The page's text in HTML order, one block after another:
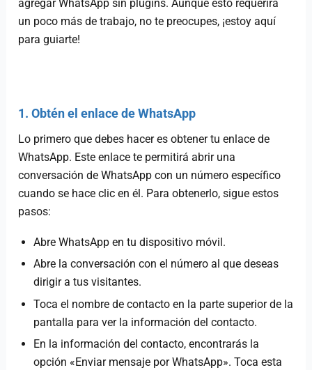
agregar WhatsApp sin plugins. Aunque esto requerirá
un poco más de trabajo, no te preocupes, ¡estoy aquí
para guiarte!
1. Obtén el enlace de WhatsApp
Lo primero que debes hacer es obtener tu enlace de
WhatsApp. Este enlace te permitirá abrir una
conversación de WhatsApp con un número específico
cuando se hace clic en él. Para obtenerlo, sigue estos
pasos:
Abre WhatsApp en tu dispositivo móvil.
Abre la conversación con el número al que deseas
dirigir a tus visitantes.
Toca el nombre de contacto en la parte superior de la
pantalla para ver la información del contacto.
En la información del contacto, encontrarás la
opción «Enviar mensaje por WhatsApp». Toca esta